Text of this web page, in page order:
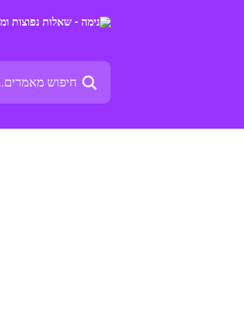
חיפוש מאמרים...